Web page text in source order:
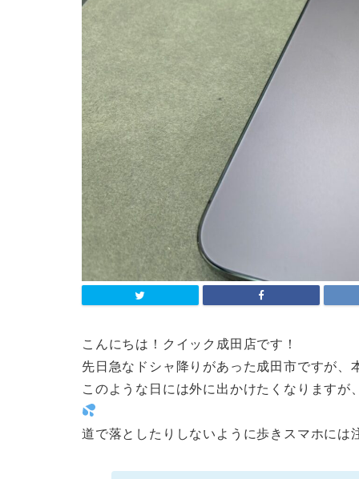
こんにちは！クイック成田店です！
先日急なドシャ降りがあった成田市ですが
このような日には外に出かけたくなります
道で落としたりしないように歩きスマホには